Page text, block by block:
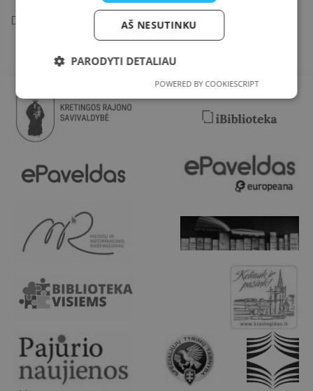
Daugiau informacijos https://www.auksinisprotas.lt/
AŠ NESUTINKU
PARODYTI DETALIAU
POWERED BY COOKIESCRIPT